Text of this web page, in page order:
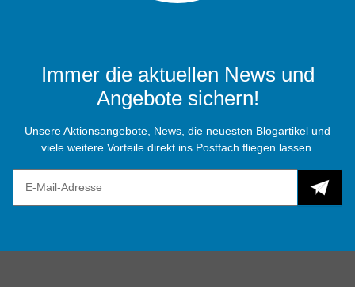
Immer die aktuellen News und
Angebote sichern!
Unsere Aktionsangebote, News, die neuesten Blogartikel und
viele weitere Vorteile direkt ins Postfach fliegen lassen.